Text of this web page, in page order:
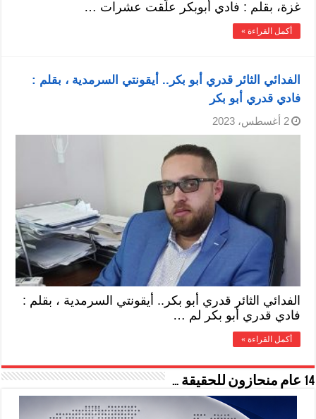
غزة، بقلم : فادي أبوبكر علّقت عشرات …
أكمل القراءة »
الفدائي الثائر قدري أبو بكر.. أيقونتي السرمدية ، بقلم :
فادي قدري أبو بكر
2 أغسطس، 2023
الفدائي الثائر قدري أبو بكر.. أيقونتي السرمدية ، بقلم :
فادي قدري أبو بكر لم …
أكمل القراءة »
14 عام منحازون للحقيقة …